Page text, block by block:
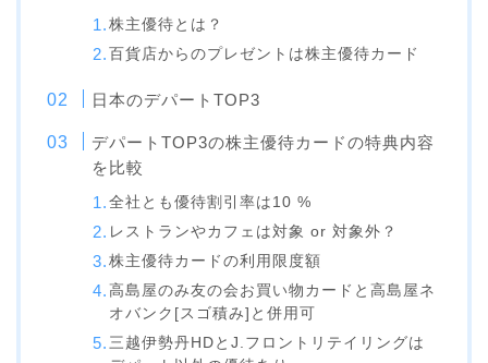
株主優待とは？
百貨店からのプレゼントは株主優待カード
日本のデパートTOP3
デパートTOP3の株主優待カードの特典内容
を比較
全社とも優待割引率は10 %
レストランやカフェは対象 or 対象外？
株主優待カードの利用限度額
高島屋のみ友の会お買い物カードと高島屋ネ
オバンク[スゴ積み]と併用可
三越伊勢丹HDとJ.フロントリテイリングは